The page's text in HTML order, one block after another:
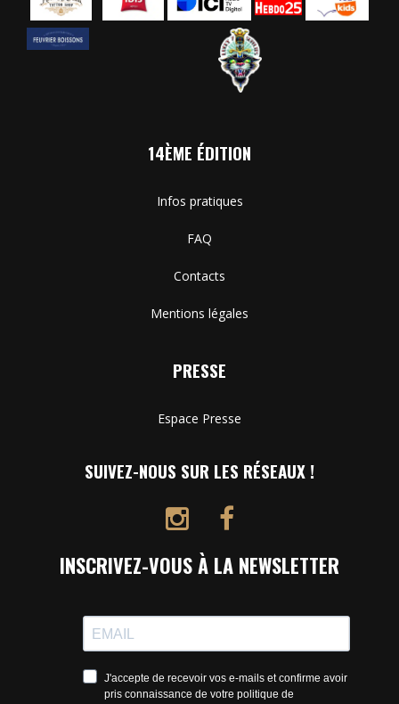
14ÈME ÉDITION
Infos pratiques
FAQ
Contacts
Mentions légales
PRESSE
Espace Presse
SUIVEZ-NOUS SUR LES RÉSEAUX !
INSCRIVEZ-VOUS À LA NEWSLETTER
J'accepte de recevoir vos e-mails et confirme avoir
pris connaissance de votre politique de